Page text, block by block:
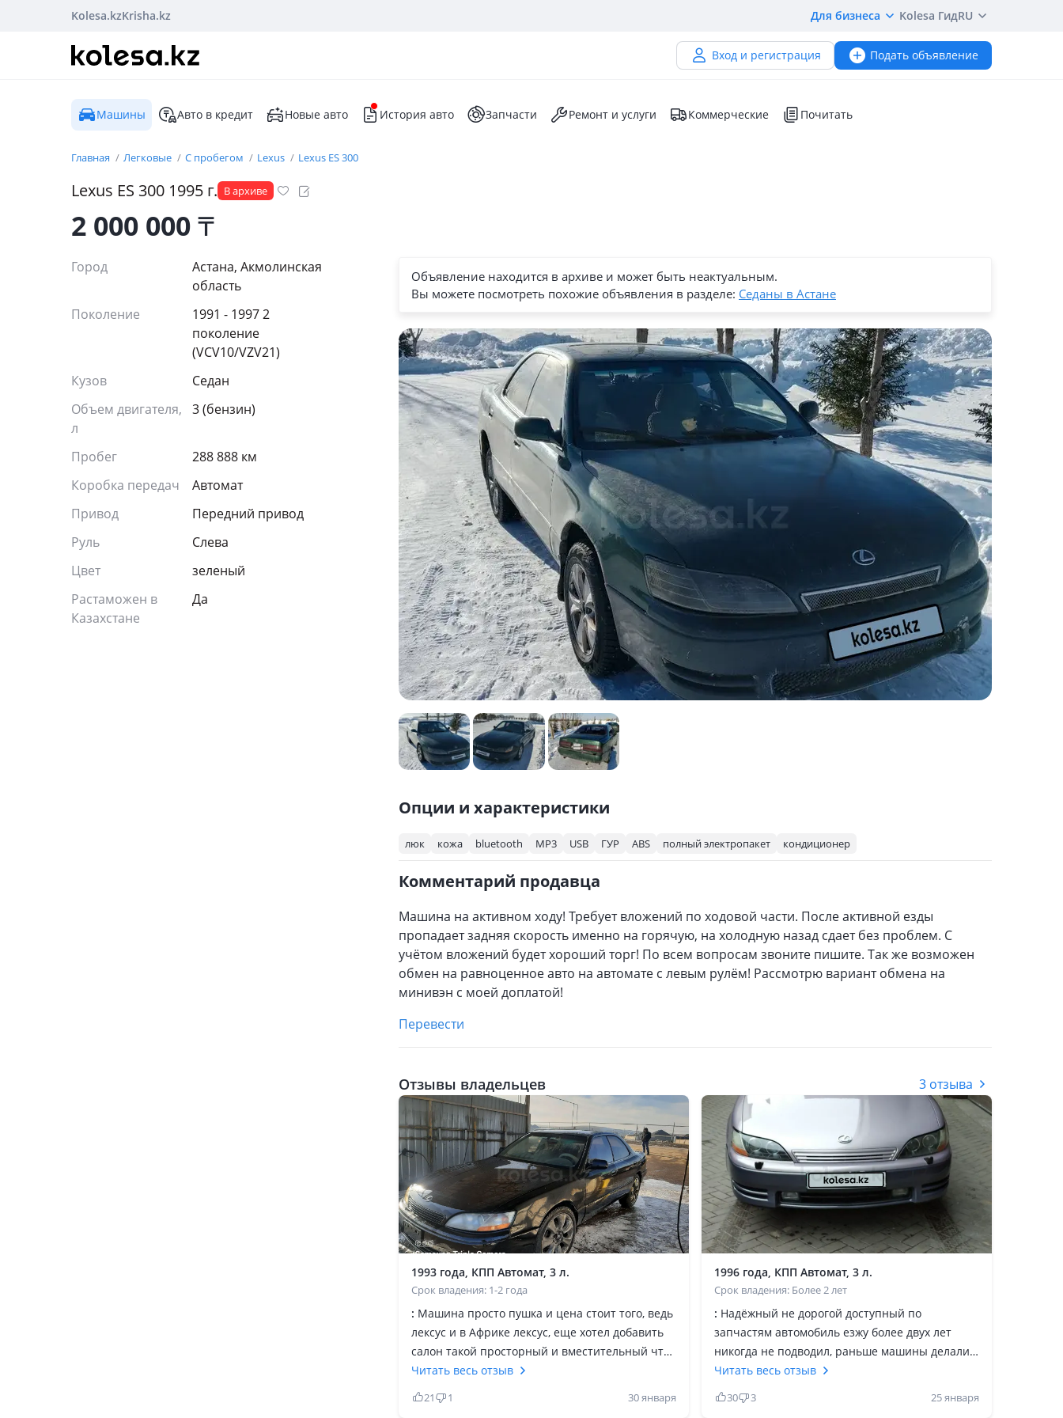
Kolesa.kzKrisha.kz Для бизнеса Kolesa ГидRU
Вход и регистрация Подать объявление
Машины Авто в кредит Новые авто История авто Запчасти Ремонт и услуги Коммерческие Почитать
Главная Легковые С пробегом Lexus Lexus ES 300
Lexus ES 300 1995 г. В архиве
2 000 000₸
Город
Астана, Акмолинская
область
Поколение
1991 - 1997 2
поколение
(VCV10/VZV21)
Кузов
Седан
Объем двигателя,
л
3 (бензин)
Пробег
288 888 км
Коробка передач
Автомат
Привод
Передний привод
Руль
Слева
Цвет
зеленый
Растаможен в
Казахстане
Да
Объявление находится в архиве и может быть неактуальным.
Вы можете посмотреть похожие объявления в разделе: Седаны в Астане
Опции и характеристики
люк кожа bluetooth MP3 USB ГУР ABS полный электропакет кондиционер
Комментарий продавца
Машина на активном ходу! Требует вложений по ходовой части. После активной езды
пропадает задняя скорость именно на горячую, на холодную назад сдает без проблем. С
учётом вложений будет хороший торг! По всем вопросам звоните пишите. Так же возможен
обмен на равноценное авто на автомате с левым рулём! Рассмотрю вариант обмена на
минивэн с моей доплатой!
Перевести
Отзывы владельцев 3 отзыва
1993 года, КПП Автомат, 3 л.
Срок владения: 1-2 года
: Машина просто пушка и цена стоит того, ведь
лексус и в Африке лексус, еще хотел добавить
салон такой просторный и вместительный что
сидишь реально в ком
Читать весь отзыв
21 1 30 января
1996 года, КПП Автомат, 3 л.
Срок владения: Более 2 лет
: Надёжный не дорогой доступный по
запчастям автомобиль езжу более двух лет
никогда не подводил, раньше машины делали
на качество сейчас же делают на количество
Читать весь отзыв
30 3 25 января